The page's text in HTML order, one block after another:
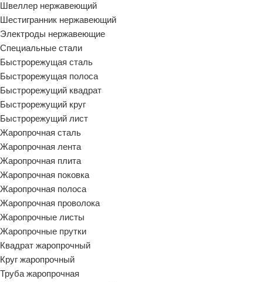
Швеллер нержавеющий
Шестигранник нержавеющий
Электроды нержавеющие
Специальные стали
Быстрорежущая сталь
Быстрорежущая полоса
Быстрорежущий квадрат
Быстрорежущий круг
Быстрорежущий лист
Жаропрочная сталь
Жаропрочная лента
Жаропрочная плита
Жаропрочная поковка
Жаропрочная полоса
Жаропрочная проволока
Жаропрочные листы
Жаропрочные прутки
Квадрат жаропрочный
Круг жаропрочный
Труба жаропрочная